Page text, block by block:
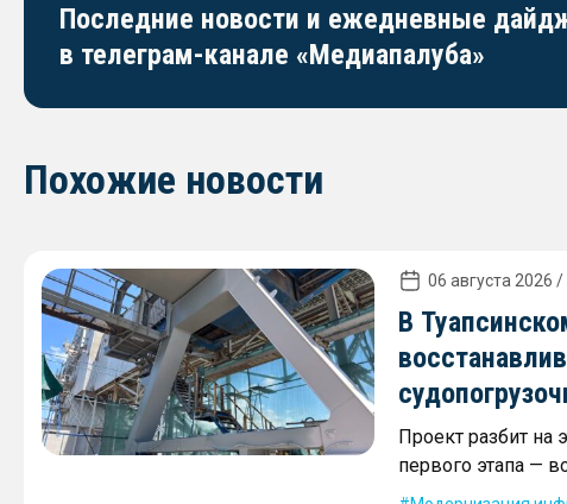
Последние новости и ежедневные
в телеграм-канале «Медиапалуба»
Похожие новости
06 августа 2026 /
В
Проект разбит на
первого этапа —